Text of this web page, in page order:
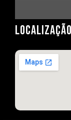
LOCALIZAÇÃO